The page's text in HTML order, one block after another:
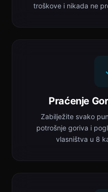
troškove i nikada ne
Praćenje
Zabilježite svako
potrošnje goriva i
vlasništva u 8